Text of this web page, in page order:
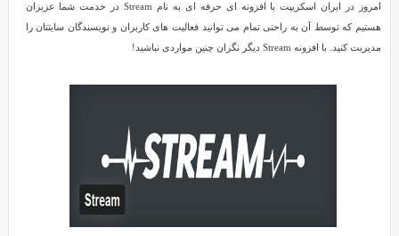
امروز در ایران اسکریپت با افزونه ای حرفه ای به نام Stream در خدمت شما عزیزان
هستیم که توسط آن به راحتی تمام می توانید فعالیت های کاربران و نویسندگان سایتتان را
مدیریت کنید. با افزونه Stream دیگر نگران چنین مواردی نباشید!